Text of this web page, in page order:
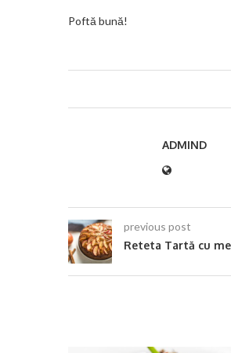
Poftă bună!
ADMIND
previous post
Reteta Tartă cu